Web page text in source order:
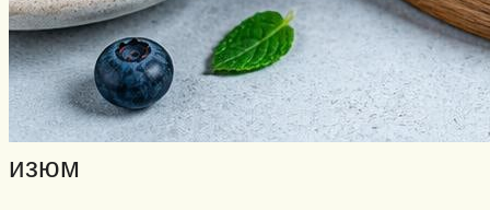
изюм